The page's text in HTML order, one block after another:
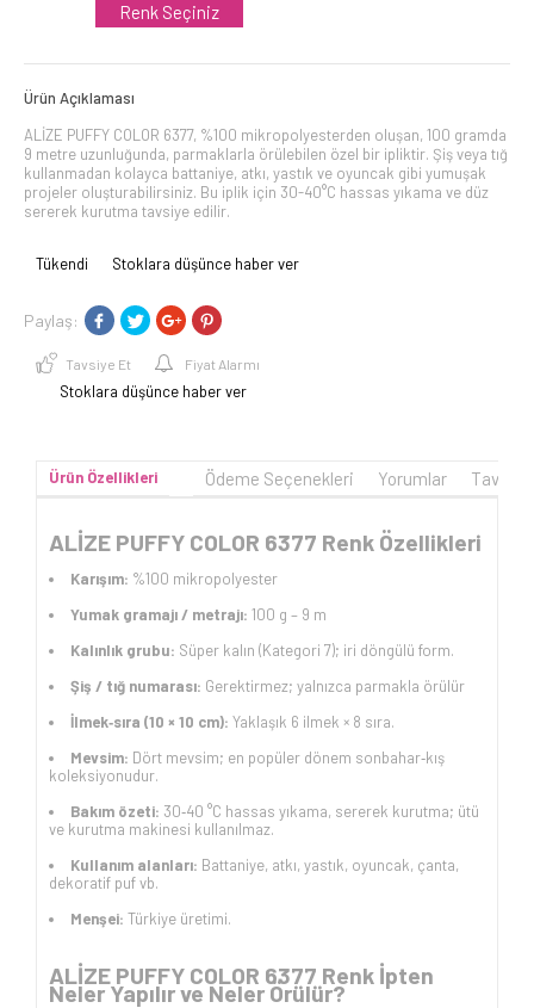
Renk Seçiniz
Ürün Açıklaması
ALİZE PUFFY COLOR 6377, %100 mikropolyesterden oluşan, 100 gramda
9 metre uzunluğunda, parmaklarla örülebilen özel bir ipliktir. Şiş veya tığ
kullanmadan kolayca battaniye, atkı, yastık ve oyuncak gibi yumuşak
projeler oluşturabilirsiniz. Bu iplik için 30-40°C hassas yıkama ve düz
sererek kurutma tavsiye edilir.
Tükendi Stoklara düşünce haber ver
Paylaş:
Tavsiye Et Fiyat Alarmı
Stoklara düşünce haber ver
Ürün Özellikleri Ödeme Seçenekleri Yorumlar
ALİZE PUFFY COLOR 6377 Renk Özellikleri
Karışım: %100 mikropolyester
Yumak gramajı / metrajı: 100 g – 9 m
Kalınlık grubu: Süper kalın (Kategori 7); iri döngülü form.
Şiş / tığ numarası: Gerektirmez; yalnızca parmakla örülür
İlmek‑sıra (10 × 10 cm): Yaklaşık 6 ilmek × 8 sıra.
Mevsim: Dört mevsim; en popüler dönem sonbahar‑kış
koleksiyonudur.
Bakım özeti: 30‑40 °C hassas yıkama, sererek kurutma; ütü
ve kurutma makinesi kullanılmaz.
Kullanım alanları: Battaniye, atkı, yastık, oyuncak, çanta,
dekoratif puf vb.
Menşei: Türkiye üretimi.
ALİZE PUFFY COLOR 6377 Renk İpten
Neler Yapılır ve Neler Örülür?